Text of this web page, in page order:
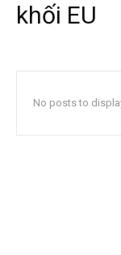
khối EU
No posts to